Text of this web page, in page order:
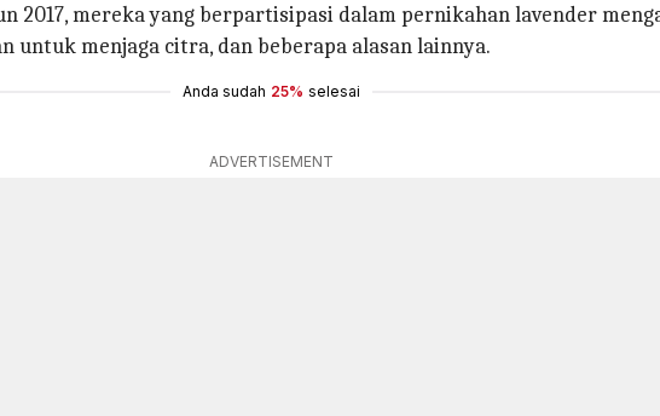
2017, mereka yang berpartisipasi dalam pernikahan lavender
untuk menjaga citra, dan beberapa alasan lainnya.
Anda sudah 25% selesai
ADVERTISEMENT